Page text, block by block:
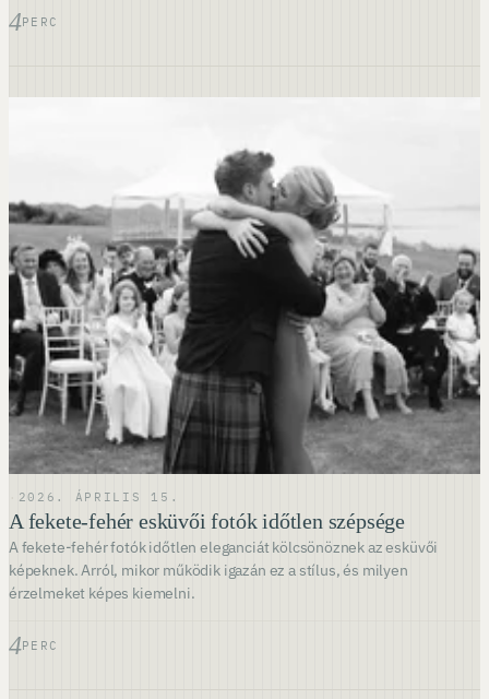
4PERC
2026. ÁPRILIS 15.
A fekete-fehér esküvői fotók időtlen szépsége
A fekete-fehér fotók időtlen eleganciát kölcsönöznek az esküvői
képeknek. Arról, mikor működik igazán ez a stílus, és milyen
érzelmeket képes kiemelni.
4PERC